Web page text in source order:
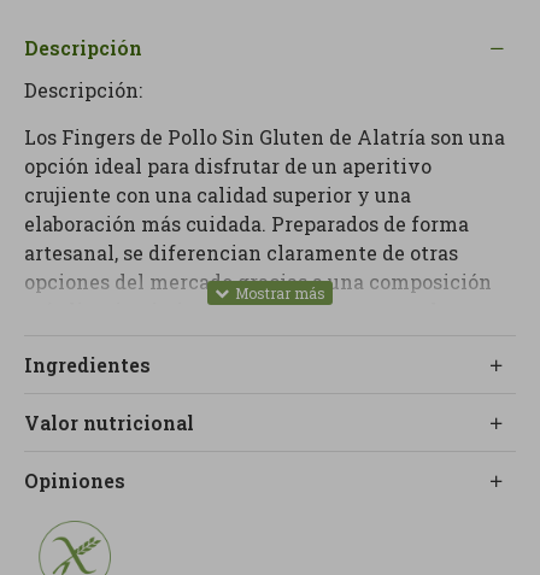
Descripción
Descripción:
Los Fingers de Pollo Sin Gluten de Alatría son una
opción ideal para disfrutar de un aperitivo
crujiente con una calidad superior y una
elaboración más cuidada. Preparados de forma
artesanal, se diferencian claramente de otras
opciones del mercado gracias a una composición
más limpia, sin ingredientes ultraprocesados ​​y con
cruzada con gluten.
Su rebozado con pan rallado sin gluten proporciona
mientras que el interior mantiene la suculencia
perfecto entre sabor y consistencia. Son ideales
tanto para una comida informal como para
Ingredientes
Valor nutricional
Opiniones